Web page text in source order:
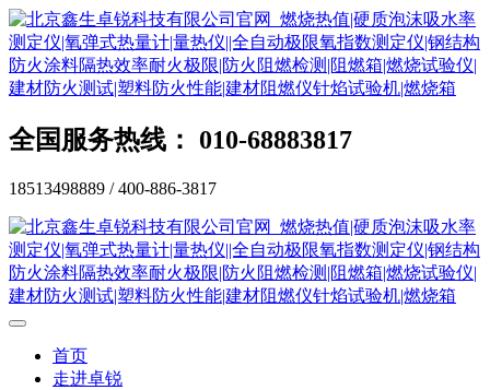
全国服务热线： 010-68883817
18513498889 / 400-886-3817
首页
走进卓锐